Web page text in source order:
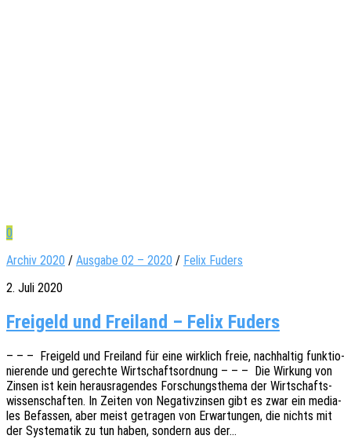
0
Archiv 2020 / Ausgabe 02 – 2020 / Felix Fuders
2. Juli 2020
Freigeld und Freiland – Felix Fuders
– – – Frei­geld und Frei­land für eine wirk­lich freie, nach­hal­tig funk­tio­
nie­ren­de und gerech­te Wirt­schafts­ord­nung – – – Die Wirkung von
Zinsen ist kein heraus­ra­gen­des Forschungs­the­ma der Wirt­schafts­
wis­sen­schaf­ten. In Zeiten von Nega­tiv­zin­sen gibt es zwar ein media­
les Befas­sen, aber meist getra­gen von Erwar­tun­gen, die nichts mit
der Syste­ma­tik zu tun haben, sondern aus der…